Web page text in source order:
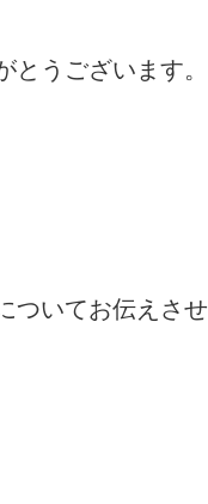
うございます。
ついてお伝えさせ